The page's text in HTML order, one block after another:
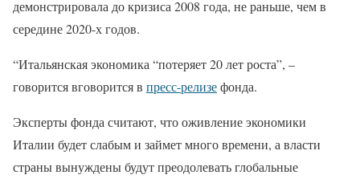
демонстрировала до кризиса 2008 года, не раньше, чем в
середине 2020-х годов.
“Итальянская экономика “потеряет 20 лет роста”, –
говорится вговорится в пресс-релизефонда.
Эксперты фонда считают, что оживление экономики
Италии будет слабым и займет много времени, а власти
страны вынуждены будут преодолевать глобальные